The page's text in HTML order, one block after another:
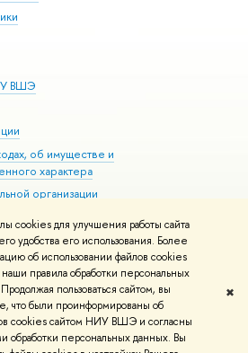
cookies для улучшения работы сайта
удобства его использования. Более
об использовании файлов cookies
правила обработки персональных
пользоваться сайтом, вы
что были проинформированы об
cookies сайтом НИУ ВШЭ и согласны
обработки персональных данных. Вы
✖
ВШЭ
об имуществе и
характера
организации
здоровья
и контакты Условия использования
Карта сайта